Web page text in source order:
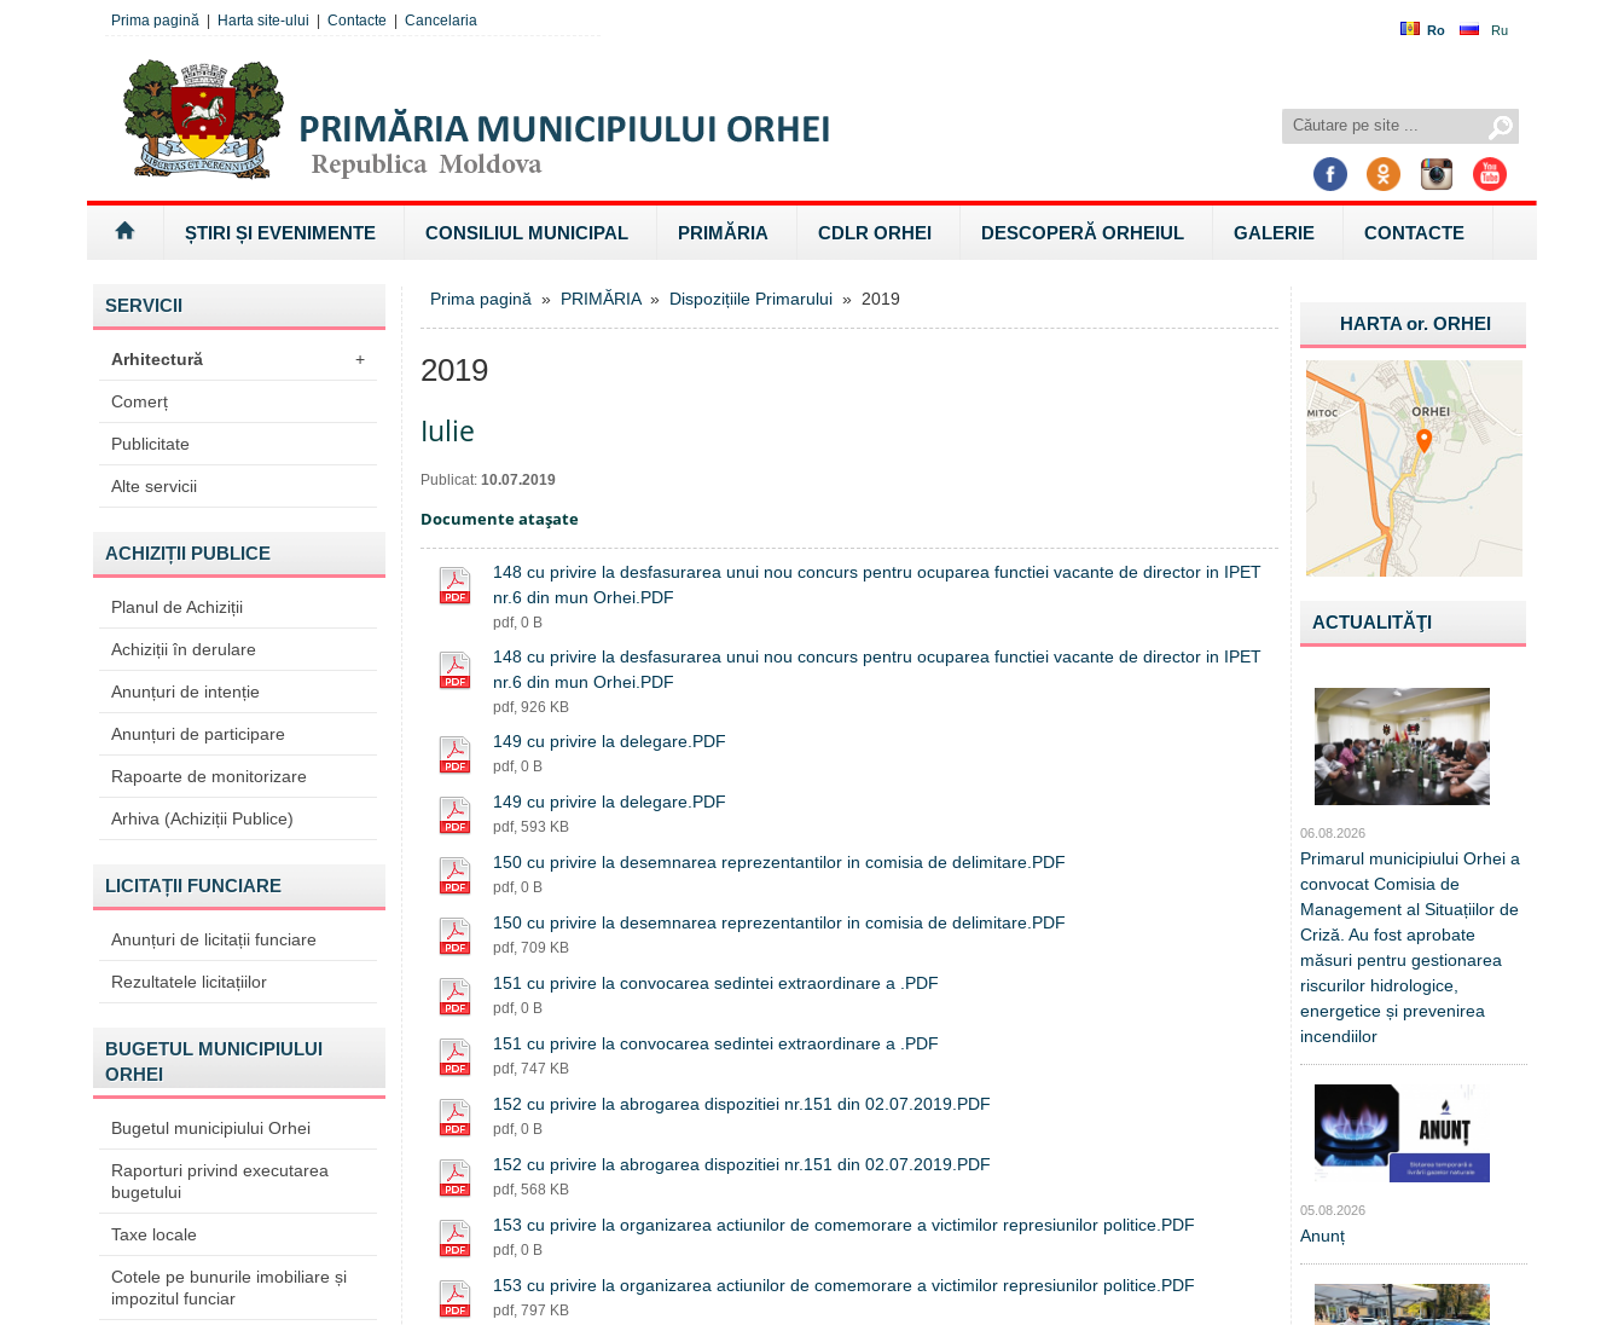
Ro Ru
Prima pagină Harta site-ului Contacte Cancelaria
ȘTIRI ȘI EVENIMENTE CONSILIUL MUNICIPAL PRIMĂRIA CDLR ORHEI DESCOPERĂ ORHEIUL GALERIE CONTACTE
SERVICII
Arhitectură +
Comerț
Publicitate
Alte servicii
ACHIZIȚII PUBLICE
Planul de Achiziții
Achiziții în derulare
Anunțuri de intenție
Anunțuri de participare
Rapoarte de monitorizare
Arhiva (Achiziții Publice)
LICITAȚII FUNCIARE
Anunțuri de licitații funciare
Rezultatele licitațiilor
BUGETUL MUNICIPIULUI
ORHEI
Bugetul municipiului Orhei
Raporturi privind executarea
bugetului
Taxe locale
Cotele pe bunurile imobiliare și
impozitul funciar
Prima pagină » PRIMĂRIA» Dispozițiile Primarului » 2019
2019
Iulie
Publicat: 10.07.2019
Documente ataşate
148 cu privire la desfasurarea unui nou concurs pentru ocuparea functiei vacante de director in IPET
nr.6 din mun Orhei.PDF
pdf, 0 B
148 cu privire la desfasurarea unui nou concurs pentru ocuparea functiei vacante de director in IPET
nr.6 din mun Orhei.PDF
pdf, 926 KB
149 cu privire la delegare.PDF
pdf, 0 B
149 cu privire la delegare.PDF
pdf, 593 KB
150 cu privire la desemnarea reprezentantilor in comisia de delimitare.PDF
pdf, 0 B
150 cu privire la desemnarea reprezentantilor in comisia de delimitare.PDF
pdf, 709 KB
151 cu privire la convocarea sedintei extraordinare a .PDF
pdf, 0 B
151 cu privire la convocarea sedintei extraordinare a .PDF
pdf, 747 KB
152 cu privire la abrogarea dispozitiei nr.151 din 02.07.2019.PDF
pdf, 0 B
152 cu privire la abrogarea dispozitiei nr.151 din 02.07.2019.PDF
pdf, 568 KB
153 cu privire la organizarea actiunilor de comemorare a victimilor represiunilor politice.PDF
pdf, 0 B
153 cu privire la organizarea actiunilor de comemorare a victimilor represiunilor politice.PDF
pdf, 797 KB
HARTA or.ORHEI
ACTUALITĂŢI
06.08.2026
Primarul municipiului Orhei a
convocat Comisia de
Management al Situațiilor de
Criză. Au fost aprobate
măsuri pentru gestionarea
riscurilor hidrologice,
energetice și prevenirea
incendiilor
05.08.2026
Anunț